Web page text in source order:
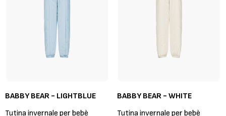
BABBY BEAR - LIGHTBLUE
Tutina invernale per bebè
BABBY BEAR - WHITE
Tutina invernale per bebè